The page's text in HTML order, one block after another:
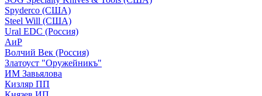
Spyderco (США)
Steel Will (США)
Ural EDC (Россия)
АиР
Волчий Век (Россия)
Златоуст "Оружейникъ"
ИМ Завьялова
Кизляр ПП